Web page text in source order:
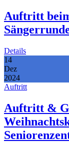
Auftritt
Details
14
Dez
2024
Auftritt
Auftritt &